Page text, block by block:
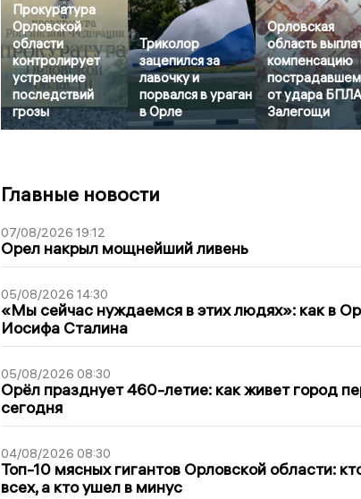
Прокуратура
Орловской
области
контролирует
устранение
последствий
грозы
Триколор
зацепился за
лавочку и
порвался в ураган
в Орле
Орловская
область
компенсацию
от удара
Залегощи
Главные новости
07/08/2026 19:12
Орел накрыл мощнейший ливень
05/08/2026 14:30
«Мы сейчас нуждаемся в этих людях»: как в
Иосифа Сталина
05/08/2026 08:30
Орёл празднует 460-летие: как живет город
сегодня
04/08/2026 08:30
Топ-10 мясных гигантов Орловской области:
всех, а кто ушел в минус